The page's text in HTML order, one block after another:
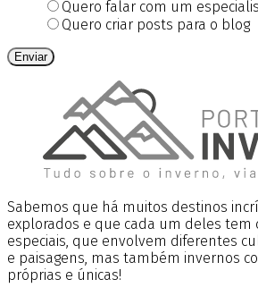
Quero falar com um
Quero criar posts para o blog
Enviar
Sabemos que há muitos destinos
explorados e que cada um deles tem
especiais, que envolvem diferentes
e paisagens, mas também invernos
próprias e únicas!